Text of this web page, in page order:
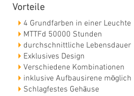
CATALOGUE
DOWNLOADS
NEWS
CONTACT
Vorteile
4 Grundfarben in einer Leuchte
MTTFd 50000 Stunden
durchschnittliche Lebensdauer
Exklusives Design
Verschiedene Kombinationen
inklusive Aufbausirene möglich
Schlagfestes Gehäuse